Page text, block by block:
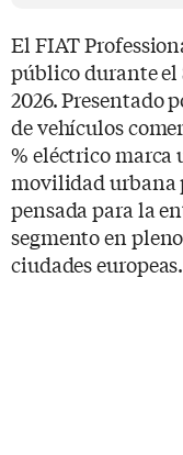
El FIAT
público durante el
2026. Presentado
de vehículos
% eléctrico marca
movilidad urbana
pensada para la
segmento en
ciudades europeas.